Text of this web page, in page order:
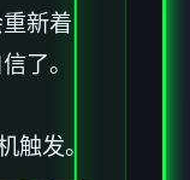
新着
了。
触发。